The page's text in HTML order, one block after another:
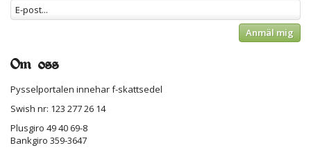
Anmäl mig
Om oss
Pysselportalen innehar f-skattsedel
Swish nr: 123 277 26 14
Plusgiro 49 40 69-8
Bankgiro 359-3647